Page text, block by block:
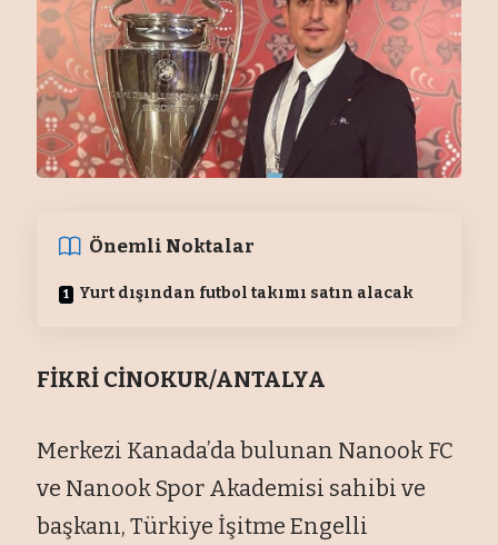
Önemli Noktalar
Yurt dışından futbol takımı satın alacak
FİKRİ CİNOKUR/ANTALYA
Merkezi Kanada’da bulunan Nanook FC
ve Nanook Spor Akademisi sahibi ve
başkanı, Türkiye İşitme Engelli